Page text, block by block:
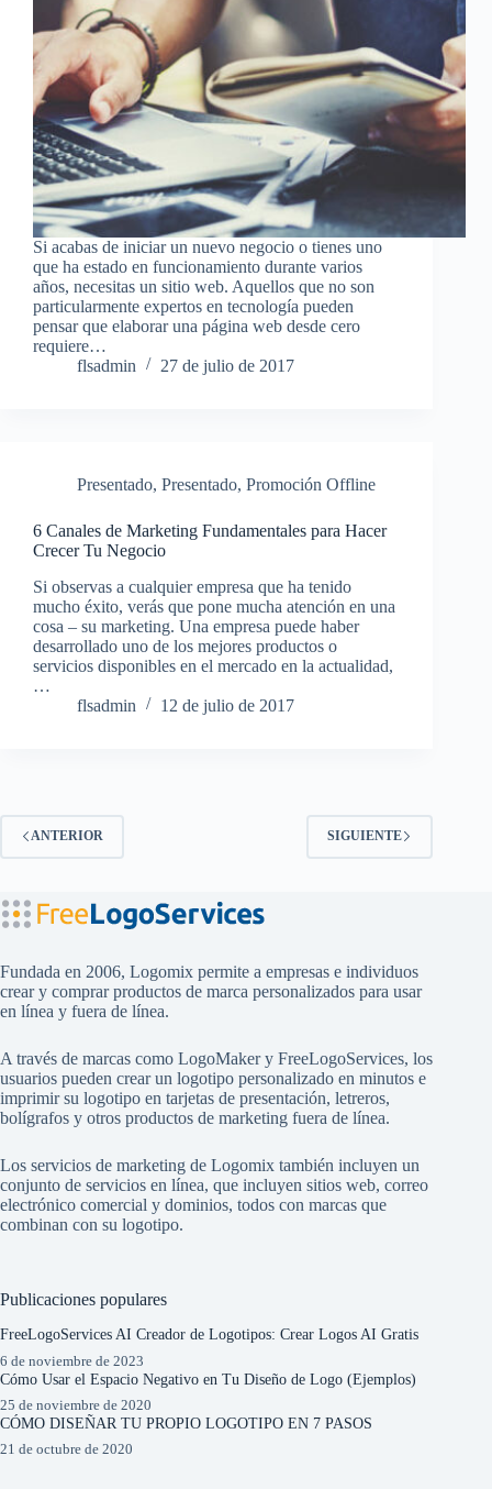
Si acabas de iniciar un nuevo negocio o tienes uno
que ha estado en funcionamiento durante varios
años, necesitas un sitio web. Aquellos que no son
particularmente expertos en tecnología pueden
pensar que elaborar una página web desde cero
requiere…
flsadmin
27 de julio de 2017
Presentado, Presentado, Promoción Offline
6 Canales de Marketing Fundamentales para Hacer
Crecer Tu Negocio
Si observas a cualquier empresa que ha tenido
mucho éxito, verás que pone mucha atención en una
cosa – su marketing. Una empresa puede haber
desarrollado uno de los mejores productos o
servicios disponibles en el mercado en la actualidad,
…
flsadmin
12 de julio de 2017
ANTERIOR SIGUIENTE
Fundada en 2006, Logomix permite a empresas e individuos
crear y comprar productos de marca personalizados para usar
en línea y fuera de línea.
A través de marcas como LogoMakery FreeLogoServices, los
usuarios pueden crear un logotipo personalizado en minutos e
imprimir su logotipo en tarjetas de presentación, letreros,
bolígrafos y otros productos de marketing fuera de línea.
Los servicios de marketing de Logomix también incluyen un
conjunto de servicios en línea, que incluyen sitios web, correo
electrónico comercial y dominios, todos con marcas que
combinan con su logotipo.
Publicaciones populares
FreeLogoServices AI Creador de Logotipos: Crear Logos AI Gratis
6 de noviembre de 2023
Cómo Usar el Espacio Negativo en Tu Diseño de Logo (Ejemplos)
25 de noviembre de 2020
CÓMO DISEÑAR TU PROPIO LOGOTIPO EN 7 PASOS
21 de octubre de 2020